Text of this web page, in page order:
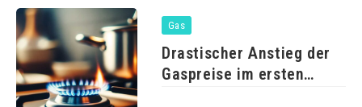
Gas
Drastischer Anstieg der
Gaspreise im ersten